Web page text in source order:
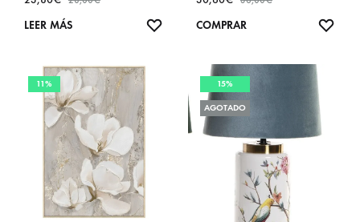
LEER MÁS
AÑADIR
FAVORITOS
COMPRAR
11% 15%
AGOTADO